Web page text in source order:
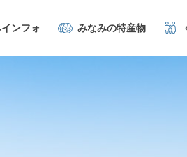
ンフォ みなみの特産物